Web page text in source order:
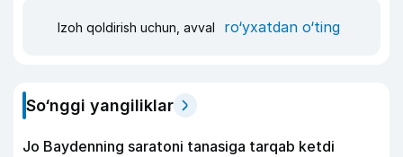
Izoh qoldirish uchun, avval ro‘yxatdan o‘ting
So‘nggi yangiliklar
Jo Baydenning saratoni tanasiga tarqab ketdi